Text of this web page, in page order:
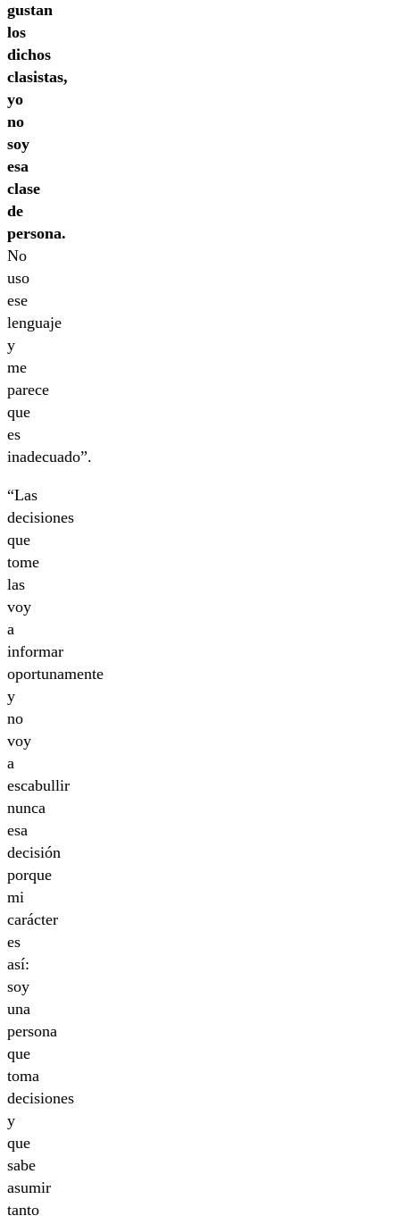
gustan
los
dichos
clasistas,
yo
no
soy
esa
clase
de
persona.
No
uso
ese
lenguaje
y
me
parece
que
es
inadecuado”.
“Las
decisiones
que
tome
las
voy
a
informar
oportunamente
y
no
voy
a
escabullir
nunca
esa
decisión
porque
mi
carácter
es
así:
soy
una
persona
que
toma
decisiones
y
que
sabe
asumir
tanto